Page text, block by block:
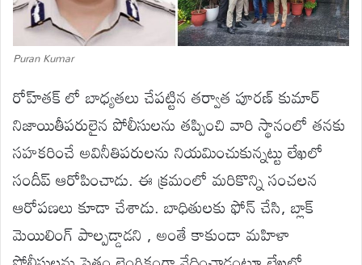
Puran Kumar
రోహ్‍తక్ లో బాధ్యతలు చేపట్టిన తర్వాత పూరణ్ కుమార్
నిజాయితీపరులైన పోలీసులను తప్పించి వారి స్థానంలో తనకు
సహకరించే అవినీతిపరులను నియమించుకున్నట్టు లేఖలో
సందీప్ ఆరోపించాడు. ఈ క్రమంలో మరికొన్ని సంచలన
ఆరోపణలు కూడా చేశాడు. బాధితులకు ఫోన్ చేసి, బ్లాక్
మెయిలింగ్ పాల్పడ్డాడని , అంతే కాకుండా మహిళా